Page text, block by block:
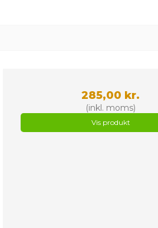
285,00 kr.
(inkl. moms)
Vis produkt